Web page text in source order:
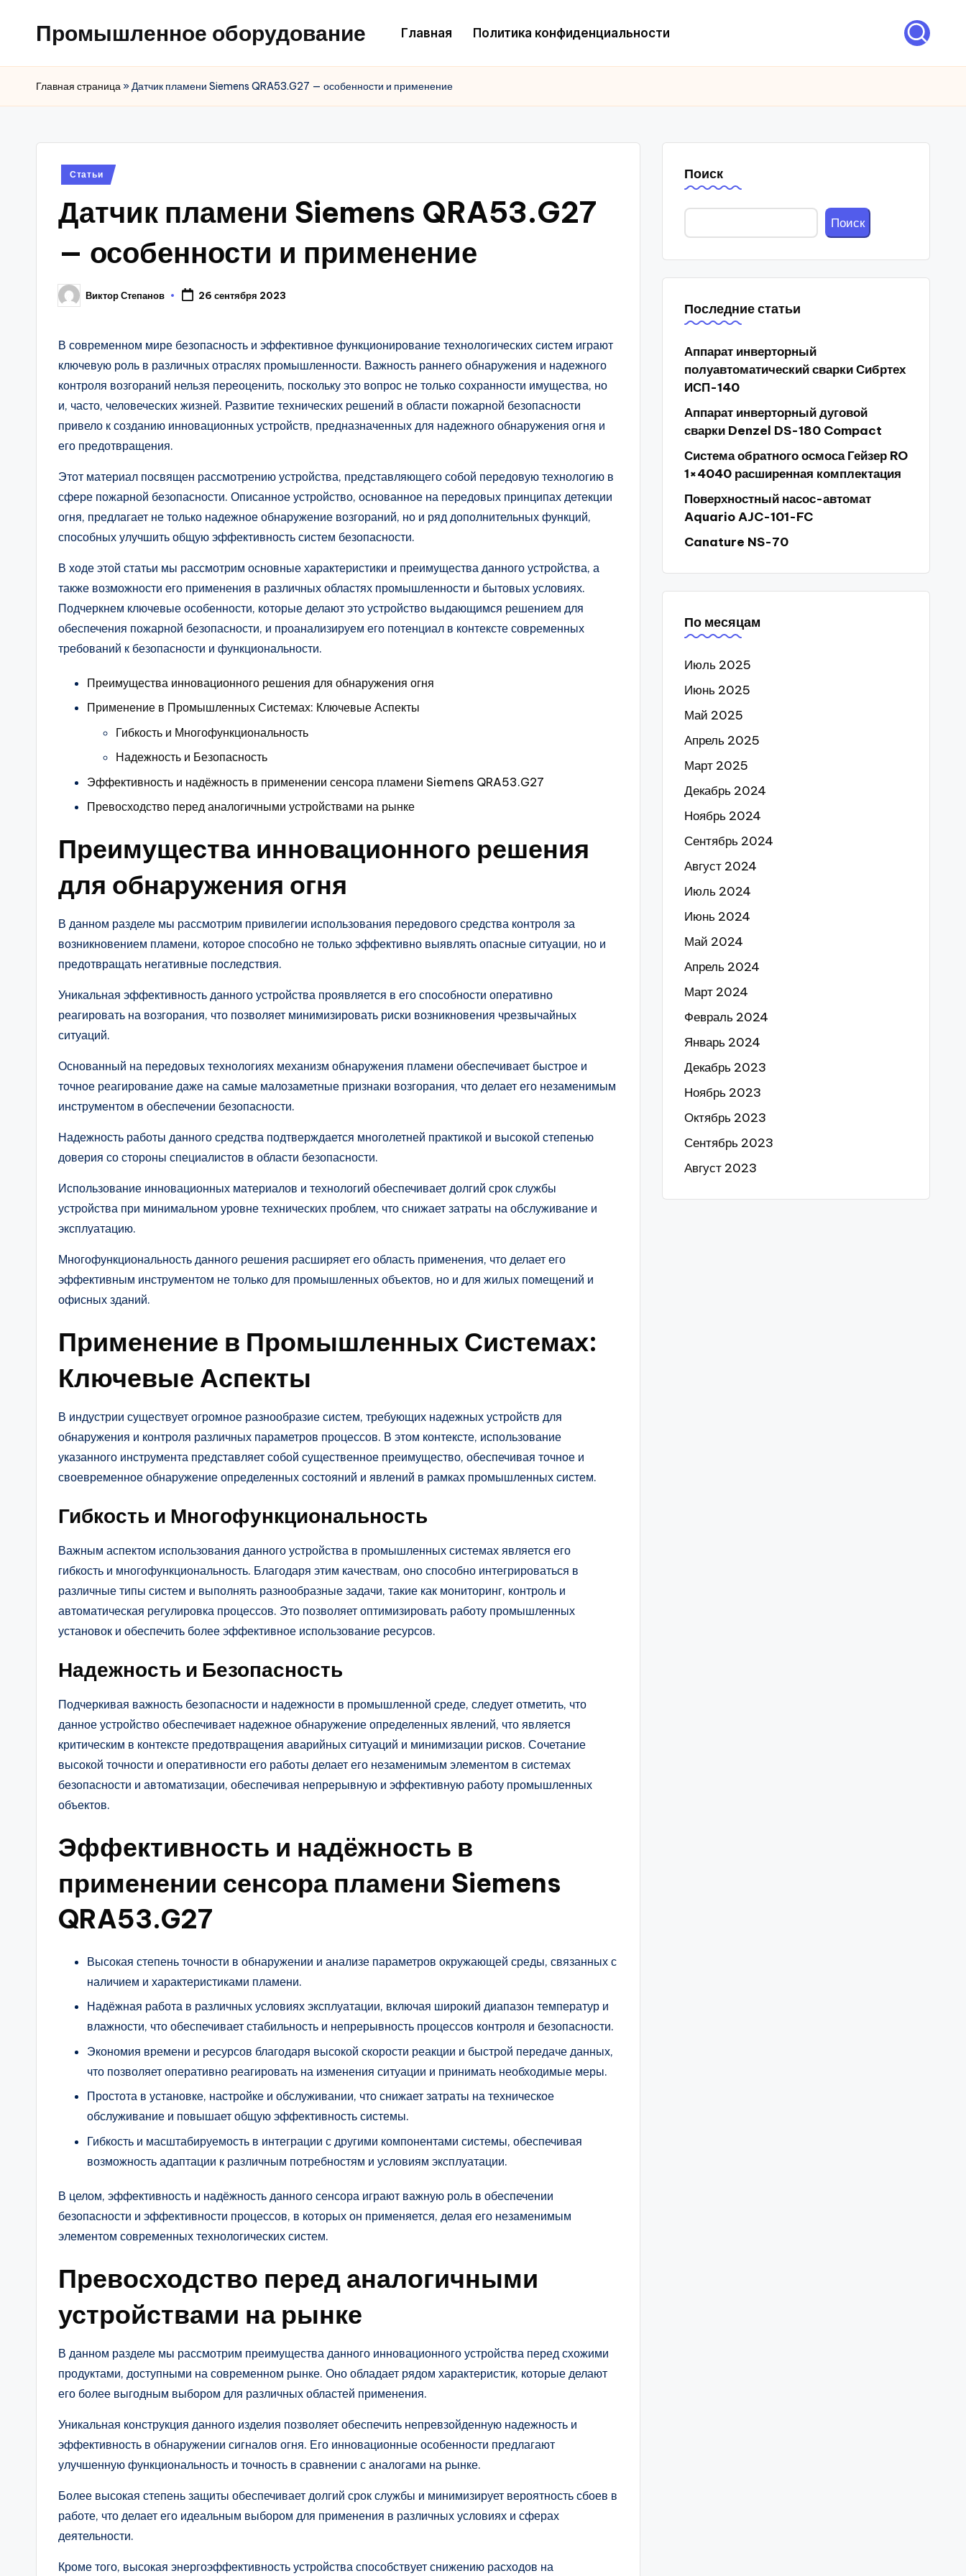
Промышленное оборудование Главная Политика конфиденциальности
Главная страница»Датчик пламени Siemens QRA53.G27 — особенности и применение
Posted
Статьи
Датчик пламени Siemens QRA53.G27
— особенности и применение
Posted
by
Виктор Степанов 26 сентября 2023
В современном мире безопасность и эффективное функционирование технологических систем играют
ключевую роль в различных отраслях промышленности. Важность раннего обнаружения и надежного
контроля возгораний нельзя переоценить, поскольку это вопрос не только сохранности имущества, но
и, часто, человеческих жизней. Развитие технических решений в области пожарной безопасности
привело к созданию инновационных устройств, предназначенных для надежного обнаружения огня и
его предотвращения.
Этот материал посвящен рассмотрению устройства, представляющего собой передовую технологию в
сфере пожарной безопасности. Описанное устройство, основанное на передовых принципах детекции
огня, предлагает не только надежное обнаружение возгораний, но и ряд дополнительных функций,
способных улучшить общую эффективность систем безопасности.
В ходе этой статьи мы рассмотрим основные характеристики и преимущества данного устройства, а
также возможности его применения в различных областях промышленности и бытовых условиях.
Подчеркнем ключевые особенности, которые делают это устройство выдающимся решением для
обеспечения пожарной безопасности, и проанализируем его потенциал в контексте современных
требований к безопасности и функциональности.
Преимущества инновационного решения для обнаружения огня
Применение в Промышленных Системах: Ключевые Аспекты
Гибкость и Многофункциональность
Надежность и Безопасность
Эффективность и надёжность в применении сенсора пламени Siemens QRA53.G27
Превосходство перед аналогичными устройствами на рынке
Преимущества инновационного решения
для обнаружения огня
В данном разделе мы рассмотрим привилегии использования передового средства контроля за
возникновением пламени, которое способно не только эффективно выявлять опасные ситуации, но и
предотвращать негативные последствия.
Уникальная эффективность данного устройства проявляется в его способности оперативно
реагировать на возгорания, что позволяет минимизировать риски возникновения чрезвычайных
ситуаций.
Основанный на передовых технологиях механизм обнаружения пламени обеспечивает быстрое и
точное реагирование даже на самые малозаметные признаки возгорания, что делает его незаменимым
инструментом в обеспечении безопасности.
Надежность работы данного средства подтверждается многолетней практикой и высокой степенью
доверия со стороны специалистов в области безопасности.
Использование инновационных материалов и технологий обеспечивает долгий срок службы
устройства при минимальном уровне технических проблем, что снижает затраты на обслуживание и
эксплуатацию.
Многофункциональность данного решения расширяет его область применения, что делает его
эффективным инструментом не только для промышленных объектов, но и для жилых помещений и
офисных зданий.
Применение в Промышленных Системах:
Ключевые Аспекты
В индустрии существует огромное разнообразие систем, требующих надежных устройств для
обнаружения и контроля различных параметров процессов. В этом контексте, использование
указанного инструмента представляет собой существенное преимущество, обеспечивая точное и
своевременное обнаружение определенных состояний и явлений в рамках промышленных систем.
Гибкость и Многофункциональность
Важным аспектом использования данного устройства в промышленных системах является его
гибкость и многофункциональность. Благодаря этим качествам, оно способно интегрироваться в
различные типы систем и выполнять разнообразные задачи, такие как мониторинг, контроль и
автоматическая регулировка процессов. Это позволяет оптимизировать работу промышленных
установок и обеспечить более эффективное использование ресурсов.
Надежность и Безопасность
Подчеркивая важность безопасности и надежности в промышленной среде, следует отметить, что
данное устройство обеспечивает надежное обнаружение определенных явлений, что является
критическим в контексте предотвращения аварийных ситуаций и минимизации рисков. Сочетание
высокой точности и оперативности его работы делает его незаменимым элементом в системах
безопасности и автоматизации, обеспечивая непрерывную и эффективную работу промышленных
объектов.
Эффективность и надёжность в
применении сенсора пламени Siemens
QRA53.G27
Высокая степень точности в обнаружении и анализе параметров окружающей среды, связанных с
наличием и характеристиками пламени.
Надёжная работа в различных условиях эксплуатации, включая широкий диапазон температур и
влажности, что обеспечивает стабильность и непрерывность процессов контроля и безопасности.
Экономия времени и ресурсов благодаря высокой скорости реакции и быстрой передаче данных,
что позволяет оперативно реагировать на изменения ситуации и принимать необходимые меры.
Простота в установке, настройке и обслуживании, что снижает затраты на техническое
обслуживание и повышает общую эффективность системы.
Гибкость и масштабируемость в интеграции с другими компонентами системы, обеспечивая
возможность адаптации к различным потребностям и условиям эксплуатации.
В целом, эффективность и надёжность данного сенсора играют важную роль в обеспечении
безопасности и эффективности процессов, в которых он применяется, делая его незаменимым
элементом современных технологических систем.
Превосходство перед аналогичными
устройствами на рынке
В данном разделе мы рассмотрим преимущества данного инновационного устройства перед схожими
продуктами, доступными на современном рынке. Оно обладает рядом характеристик, которые делают
его более выгодным выбором для различных областей применения.
Уникальная конструкция данного изделия позволяет обеспечить непревзойденную надежность и
эффективность в обнаружении сигналов огня. Его инновационные особенности предлагают
улучшенную функциональность и точность в сравнении с аналогами на рынке.
Более высокая степень защиты обеспечивает долгий срок службы и минимизирует вероятность сбоев в
работе, что делает его идеальным выбором для применения в различных условиях и сферах
деятельности.
Кроме того, высокая энергоэффективность устройства способствует снижению расходов на
Поиск
Поиск
Последние статьи
Аппарат инверторный
полуавтоматический сварки Сибртех
ИСП-140
Аппарат инверторный дуговой
сварки Denzel DS-180 Compact
Система обратного осмоса Гейзер RO
1×4040 расширенная комплектация
Поверхностный насос-автомат
Aquario AJC-101-FC
Canature NS-70
По месяцам
Июль 2025
Июнь 2025
Май 2025
Апрель 2025
Март 2025
Декабрь 2024
Ноябрь 2024
Сентябрь 2024
Август 2024
Июль 2024
Июнь 2024
Май 2024
Апрель 2024
Март 2024
Февраль 2024
Январь 2024
Декабрь 2023
Ноябрь 2023
Октябрь 2023
Сентябрь 2023
Август 2023